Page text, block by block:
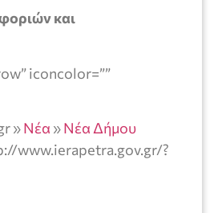
και
iconcolor=””
»Νέα »Νέα Δήμου
www.ierapetra.gov.gr/?